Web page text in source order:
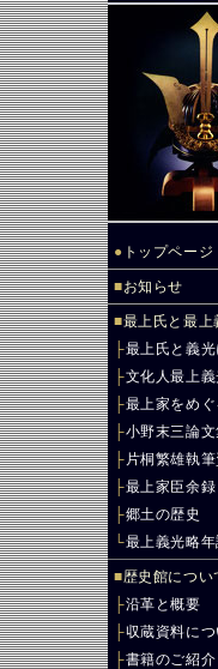
● トップページ
■お知らせ
■最上氏と最上
├最上氏と義
├文化人最上義
├最上家をめぐ
├小野末三論文
├ 片桐繁雄執
├最上家臣余録
├郷土の歴史
└最上義光略年
■歴史館につい
├沿革と概要
├収蔵資料につ
├書籍のご紹介